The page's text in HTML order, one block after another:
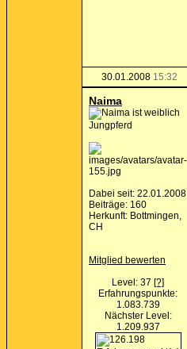
30.01.2008 15:32
Naima
Jungpferd
Dabei seit: 22.01.2008
Beiträge: 160
Herkunft: Bottmingen,
CH
Mitglied bewerten
Level: 37 [?]
Erfahrungspunkte:
1.083.739
Nächster Level:
1.209.937